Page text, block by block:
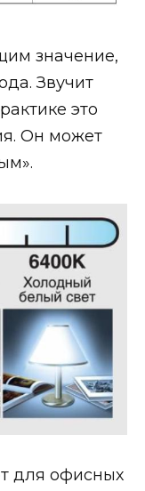
значение,
Звучит
это
Он может
для офисных